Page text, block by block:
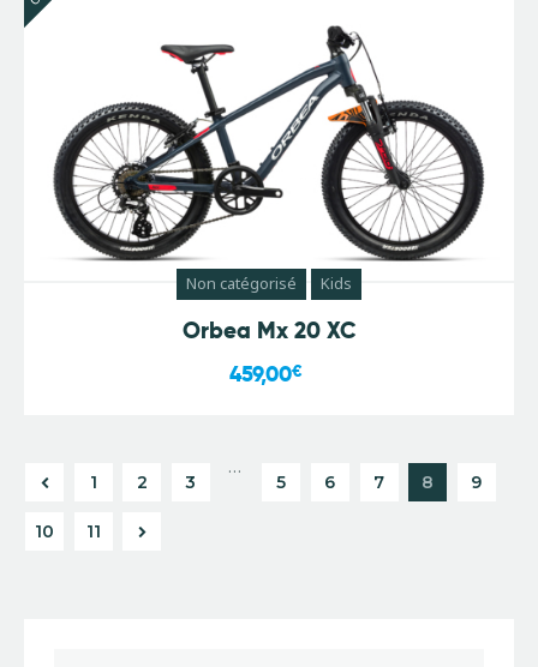
Non catégorisé Kids
Orbea Mx 20 XC
459,00€
1 2 3
…
5 6 7 8 9
10 11